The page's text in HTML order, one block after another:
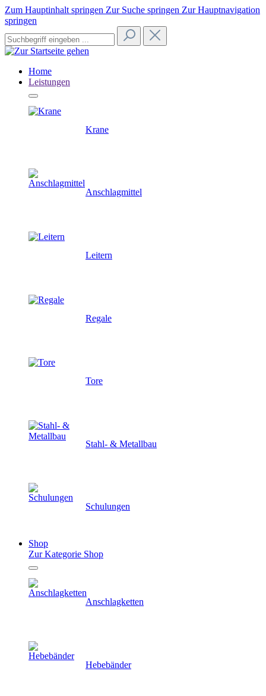
Zum Hauptinhalt springen Zur Suche springen Zur Hauptnavigation
springen
Home
Leistungen
Krane
Anschlagmittel
Leitern
Regale
Tore
Stahl- & Metallbau
Schulungen
Shop
Zur Kategorie Shop
Anschlagketten
Hebebänder